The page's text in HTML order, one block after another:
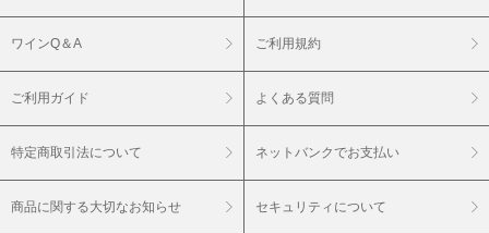
ワインQ＆A ご利用規約
ご利用ガイド よくある質問
特定商取引法について ネットバンクでお支払い
商品に関する大切なお知らせ セキュリティについて